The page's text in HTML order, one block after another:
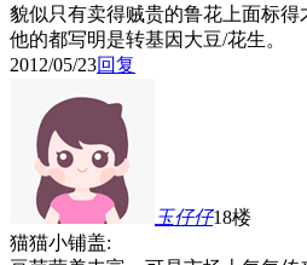
貌似只有卖得贼贵的鲁花上面标
他的都写明是转基因大豆/花生。
2012/05/23回复
玉仔仔18楼
猫猫小铺盖: